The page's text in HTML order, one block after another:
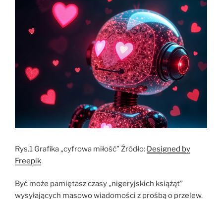
Rys.1 Grafika „cyfrowa miłość” Źródło: Designed by
Freepik
Być może pamiętasz czasy „nigeryjskich książąt”
wysyłających masowo wiadomości z prośbą o przelew.